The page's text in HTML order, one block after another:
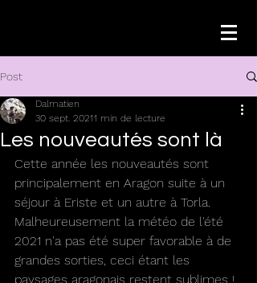
Post
Les nouveautés sont là
Dalmatien
30 sept. 20211 min de lecture
Cette année les nouveautés sont
principalement en Aragon suite à un
séjour à Eriste et un autre à Torla.
Malheureusement la météo de l'été
2021 n'a pas été super favorable à de
grandes sorties, ceci étant les
paysages aragonais restent sublimes !